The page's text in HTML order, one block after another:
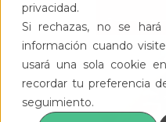
privacidad.
Si rechazas, no se
información cuando
usará una sola cookie
recordar tu preferencia
seguimiento.